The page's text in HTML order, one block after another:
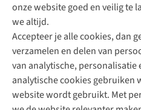
onze website goed en veilig te
we altijd.
Accepteer je alle cookies, dan
verzamelen en delen van
van analytische, personalisatie
analytische cookies gebruiken
website wordt gebruikt. Met
Direct advies van een
+31 (0)85 888 50 88
+31 6 12 28 49 80
Contactformulier